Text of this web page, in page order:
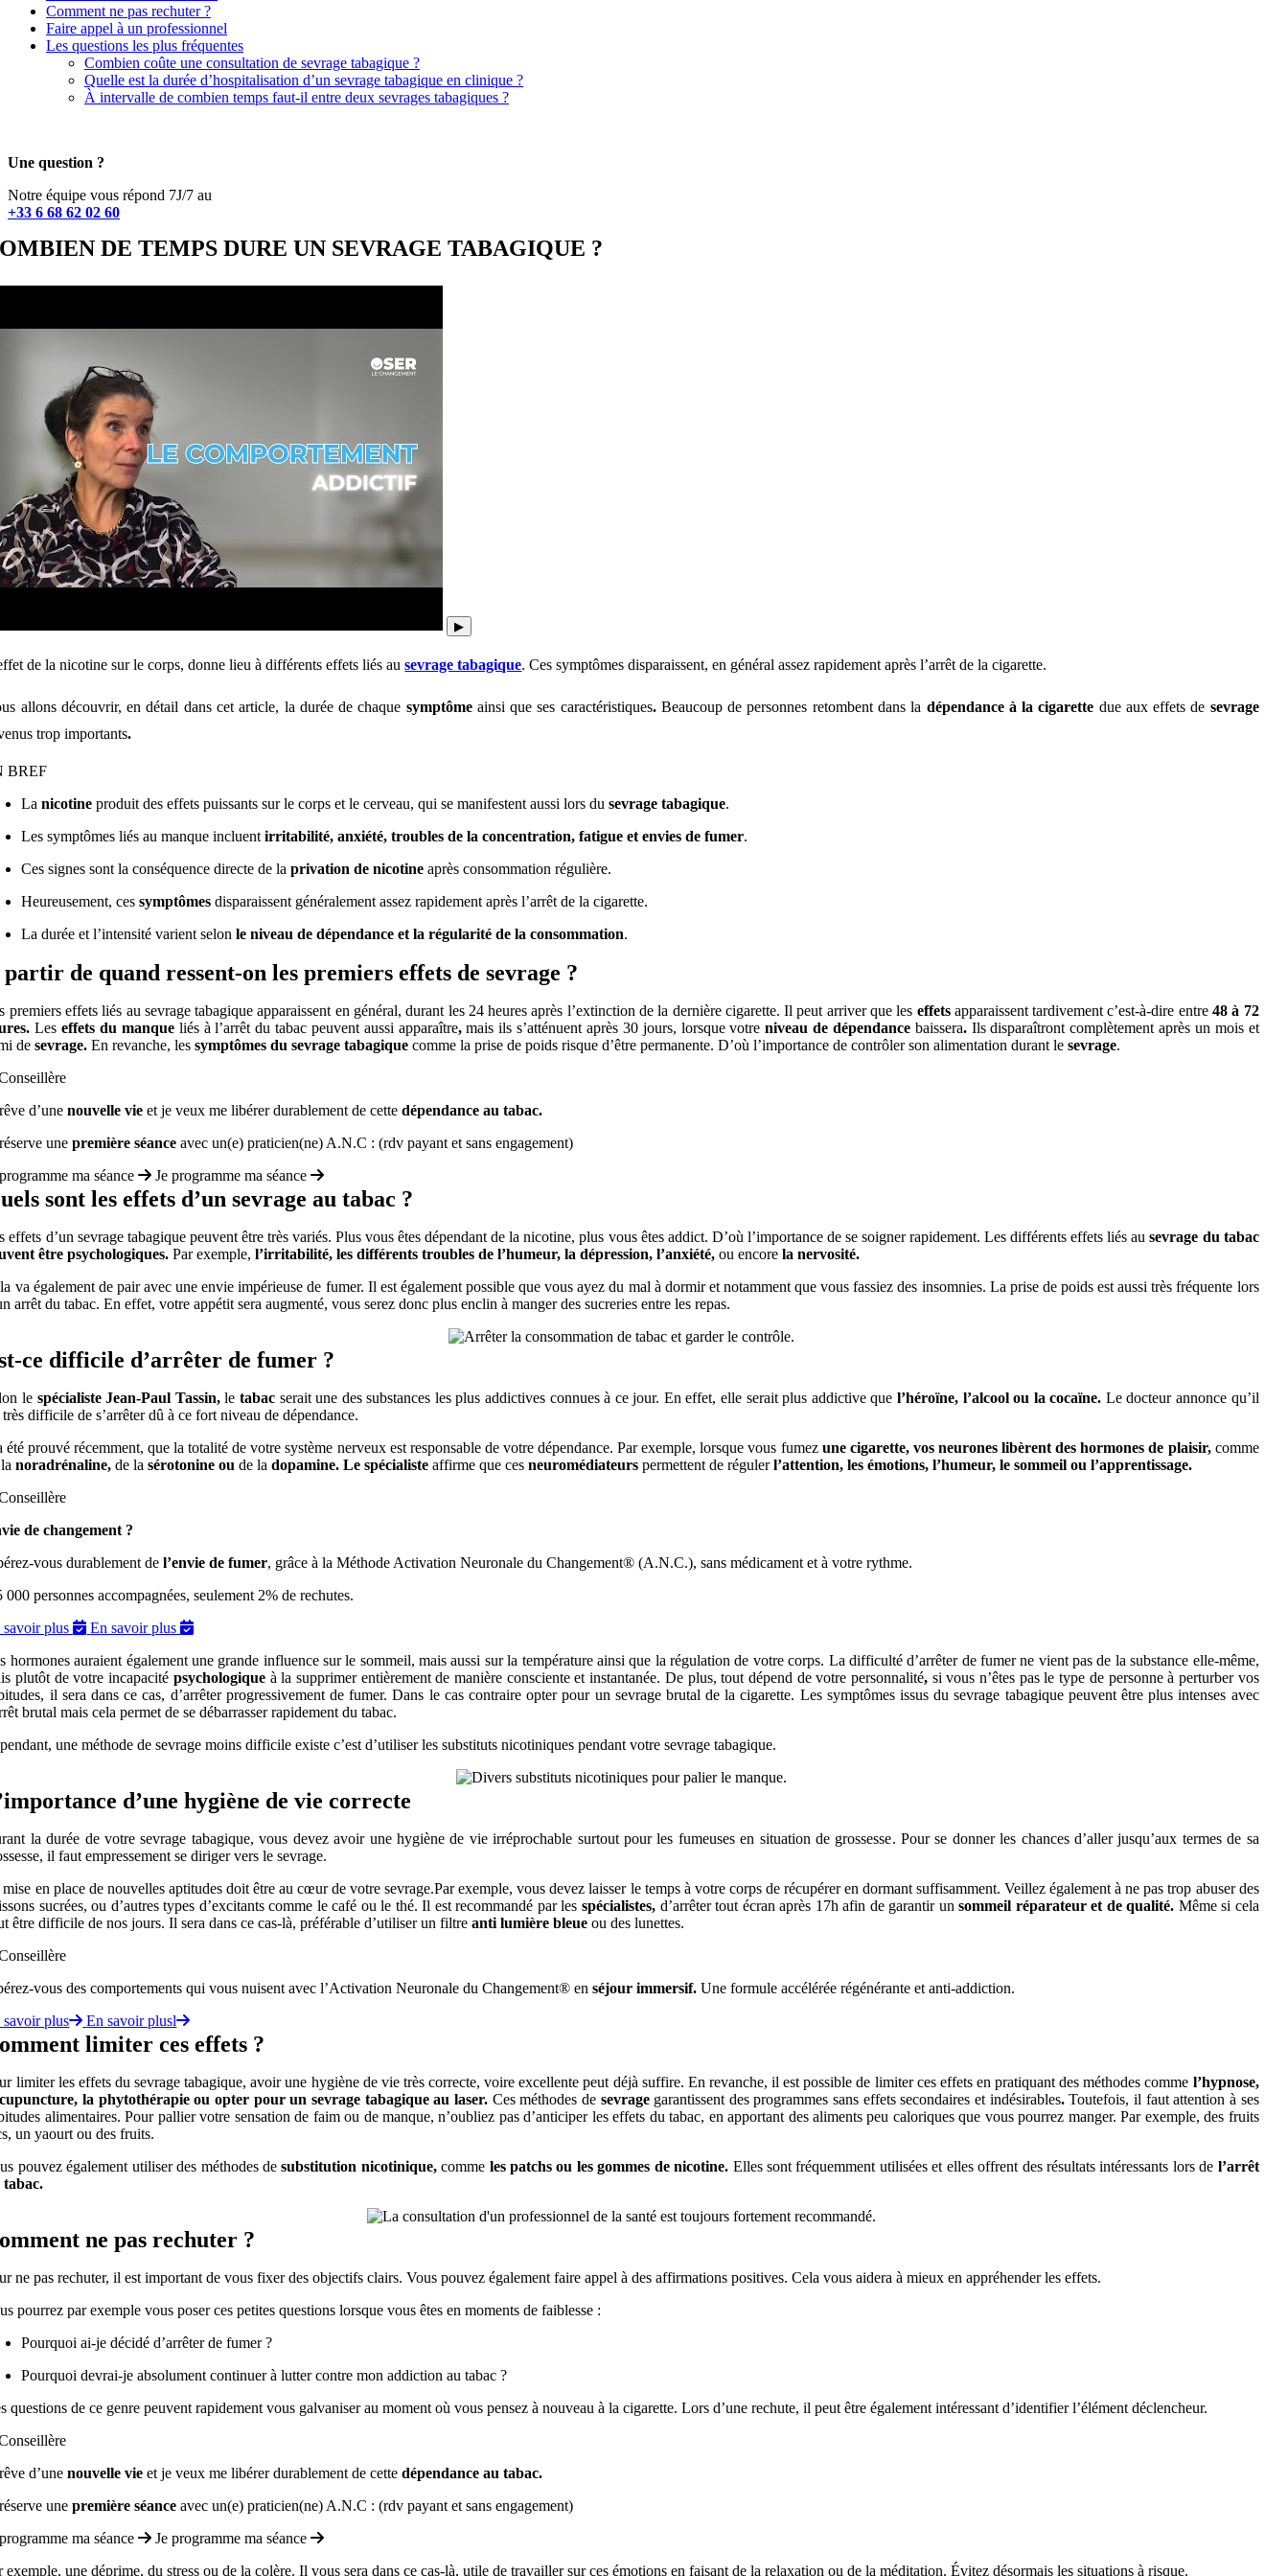
Comment ne pas rechuter ?
Faire appel à un professionnel
Les questions les plus fréquentes
Combien coûte une consultation de sevrage tabagique ?
Quelle est la durée d’hospitalisation d’un sevrage tabagique en clinique ?
À intervalle de combien temps faut-il entre deux sevrages tabagiques ?
Une question ?
Notre équipe vous répond 7J/7 au
+33 6 68 62 02 60
DE TEMPS DURE UN SEVRAGE TABAGIQUE ?
▶
de la nicotinesur le corps, donne lieu à différents effets liés au sevrage tabagique.Ces symptômes disparaissent, en général assez rapidement après l’arrêt de la cigarette.
allons découvrir, en détail dans cet article, la durée de chaque symptôme ainsi que ses caractéristiques. Beaucoup de personnes retombent dans la dépendance à la cigarette due aux effets de sevrage
trop importants.
BREF
Lanicotine produit des effets puissants sur le corps et le cerveau, qui se manifestent aussi lors dusevrage tabagique.
Les symptômes liés au manque incluentirritabilité, anxiété, troubles de la concentration, fatigue et envies de fumer.
Ces signes sont la conséquence directe de laprivation de nicotine après consommation régulière.
Heureusement, cessymptômesdisparaissent généralement assez rapidement après l’arrêt de la cigarette.
La durée et l’intensité varient selonle niveau de dépendance et la régularité de la consommation.
de quand ressent-on les premiers effets de sevrage ?
premiers effets liés au sevrage tabagique apparaissent en général, durant les 24 heures après l’extinction de la dernière cigarette. Il peut arriver que les effets apparaissent tardivement c’est-à-dire entre48 à 72
Les effets du manque liés à l’arrêt du tabac peuvent aussi apparaître,mais ils s’atténuent après 30 jours, lorsque votre niveau de dépendance baissera. Ils disparaîtront complètement après un mois et
de sevrage.En revanche, les symptômes du sevrage tabagiquecomme la prise de poids risque d’être permanente. D’où l’importance de contrôler son alimentation durant lesevrage.
d’unenouvelle vie et je veux me libérer durablement de cettedépendance au tabac.
unepremière séance avec un(e) praticien(ne) A.N.C : (rdv payant et sans engagement)
ma séance
Je programme ma séance
sont les effets d’un sevrage au tabac ?
effets d’un sevrage tabagique peuvent être très variés. Plus vous êtes dépendant de la nicotine, plus vous êtes addict. D’où l’importance de se soigner rapidement. Les différents effets liés au sevrage du tabac
être psychologiques.Par exemple, l’irritabilité, les différents troubles de l’humeur, la dépression, l’anxiété,ou encorela nervosité.
va également de pair avec une envie impérieuse de fumer. Il est également possible que vous ayez du mal à dormir et notamment que vous fassiez des insomnies. La prise de poids est aussi très fréquente lors
arrêt du tabac. En effet, votre appétit sera augmenté, vous serez donc plus enclin à manger des sucreries entre les repas.
ce difficile d’arrêter de fumer ?
le spécialiste Jean-Paul Tassin,le tabac serait une des substances les plus addictives connues à ce jour. En effet, elle serait plus addictive que l’héroïne, l’alcool ou la cocaïne. Le docteur annonce qu’il
très difficile de s’arrêter dû à ce fort niveau de dépendance.
été prouvé récemment, que la totalité de votre système nerveux est responsable de votre dépendance. Par exemple, lorsque vous fumezune cigarette, vos neurones libèrent des hormones de plaisir, comme
noradrénaline,de la sérotonine oude la dopamine. Le spécialisteaffirme que ces neuromédiateurspermettent de régulerl’attention, les émotions, l’humeur, le sommeil ou l’apprentissage.
de changement ?
vous durablement del’envie de fumer, grâce à la Méthode Activation Neuronale du Changement® (A.N.C.), sans médicament et à votre rythme.
000 personnes accompagnées, seulement 2% de rechutes.
savoir plus
En savoir plus
hormones auraient également une grande influence sur le sommeil, mais aussi sur la température ainsi que la régulation de votre corps. La difficulté d’arrêter de fumer ne vient pas de la substance elle-même,
plutôt de votre incapacité psychologique à la supprimer entièrement de manière consciente et instantanée. De plus, tout dépend de votre personnalité, si vous n’êtes pas le type de personne à perturber vos
il sera dans ce cas, d’arrêter progressivement de fumer. Dans le cas contraire opter pour un sevrage brutal de la cigarette. Les symptômes issus du sevrage tabagique peuvent être plus intenses avec
brutal mais cela permet de se débarrasser rapidement du tabac.
une méthode de sevrage moins difficile existe c’est d’utiliser les substituts nicotiniques pendant votre sevrage tabagique.
d’une hygiène de vie correcte
la durée de votresevrage tabagique, vous devez avoir une hygiène de vie irréprochable surtout pour les fumeuses en situation de grossesse. Pour se donner les chances d’aller jusqu’aux termes de sa
il faut empressement se diriger vers le sevrage.
en place de nouvelles aptitudes doit être au cœur de votre sevrage.Par exemple, vous devez laisser le temps à votre corps de récupérer en dormant suffisamment. Veillez également à ne pas trop abuser des
sucrées, ou d’autres types d’excitants comme le café ou le thé. Il est recommandé par les spécialistes, d’arrêter tout écran après 17h afin de garantir un sommeil réparateuret de qualité. Même si cela
être difficile de nos jours. Il sera dans ce cas-là, préférable d’utiliser un filtreanti lumière bleue ou des lunettes.
vous des comportements qui vous nuisent avec l’Activation Neuronale du Changement® en séjour immersif. Une formule accélérée régénérante et anti-addiction.
savoir plus
En savoir plusl
limiter ces effets ?
limiterles effets du sevrage tabagique, avoir une hygiène de vie très correcte, voire excellente peut déjà suffire. En revanche, il est possible de limiter ces effets en pratiquant des méthodes comme l’hypnose,
la phytothérapie ou opter pour un sevrage tabagique au laser. Ces méthodes desevrage garantissent des programmes sans effets secondaires et indésirables.Toutefois, il faut attention à ses
alimentaires. Pour pallier votre sensation de faim ou de manque, n’oubliez pas d’anticiper les effets du tabac, en apportant des aliments peu caloriques que vous pourrez manger. Par exemple, des fruits
un yaourt ou des fruits.
pouvez également utiliser des méthodes desubstitution nicotinique,comme les patchs ou lesgommes de nicotine. Elles sont fréquemment utilisées et elles offrent des résultats intéressants lors de l’arrêt
tabac.
ne pas rechuter ?
ne pas rechuter, il est important de vous fixer des objectifs clairs. Vous pouvez également faire appel à des affirmations positives. Cela vous aidera à mieux en appréhender les effets.
pourrez par exemple vous poser ces petites questions lorsque vous êtes en moments de faiblesse :
Pourquoi ai-je décidé d’arrêter de fumer ?
Pourquoi devrai-je absolument continuer à lutter contre mon addiction au tabac ?
questions de ce genre peuvent rapidement vous galvaniser au moment où vous pensez à nouveau à la cigarette. Lors d’une rechute, il peut être également intéressant d’identifier l’élément déclencheur.
d’unenouvelle vie et je veux me libérer durablement de cettedépendance au tabac.
unepremière séance avec un(e) praticien(ne) A.N.C : (rdv payant et sans engagement)
ma séance
Je programme ma séance
exemple, une déprime, du stress ou de la colère. Il vous sera dans ce cas-là, utile de travailler sur ces émotions en faisant de la relaxation ou de la méditation. Évitez désormais les situations à risque.